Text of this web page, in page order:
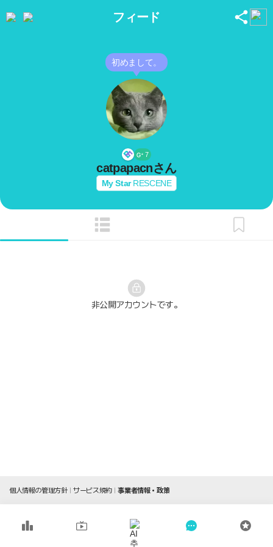
フィード
初めまして。
7
catpapacnさん
My StarRESCENE
非公開アカウントです。
個人情報の管理方針 サービス規約 事業者情報・政策